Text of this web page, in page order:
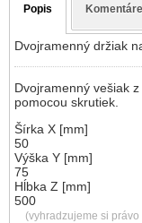
Popis Komentáre
Dvojramenný držiak
Dvojramenný vešiak
pomocou skrutiek.
Šírka X [mm]
50
Výška Y [mm]
75
Hĺbka Z [mm]
500
(vyhradzujeme si